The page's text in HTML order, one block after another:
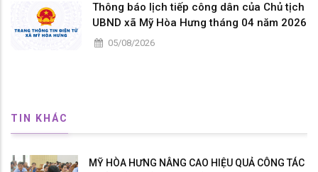
Thông báo lịch tiếp công dân của Chủ tịch
UBND xã Mỹ Hòa Hưng tháng 04 năm 2026
05/08/2026
TIN KHÁC
MỸ HÒA HƯNG NÂNG CAO HIỆU QUẢ CÔNG TÁC